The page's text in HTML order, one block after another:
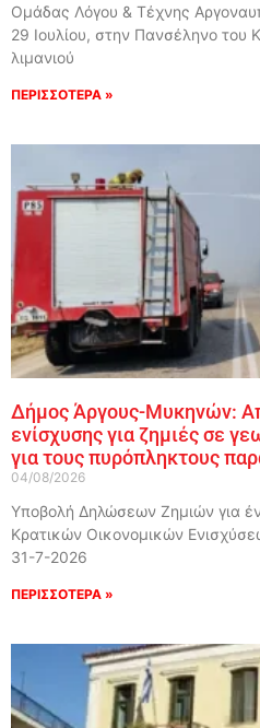
Ομάδας Λόγου & Τέχνης
29 Ιουλίου, στην Πανσέληνο του
λιμανιού
ΠΕΡΙΣΣΟΤΕΡΑ »
Δήμος Άργους-Μυκηνών:
ενίσχυσης για ζημιές σε
για τους πυρόπληκτους
04/08/2026
Υποβολή Δηλώσεων Ζημιών για
Κρατικών Οικονομικών
31-7-2026
ΠΕΡΙΣΣΟΤΕΡΑ »